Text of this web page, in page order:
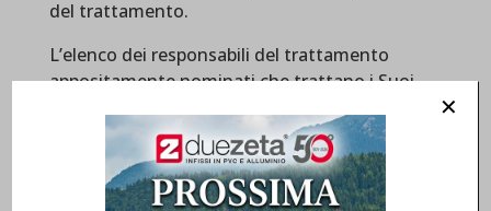
del trattamento.
L’elenco dei responsabili del trattamento
appositamente nominati che trattano i Suoi
trattamento.
Senza la necessità di un espresso consenso il
Titolare del trattamento potrà comunicare i
✕